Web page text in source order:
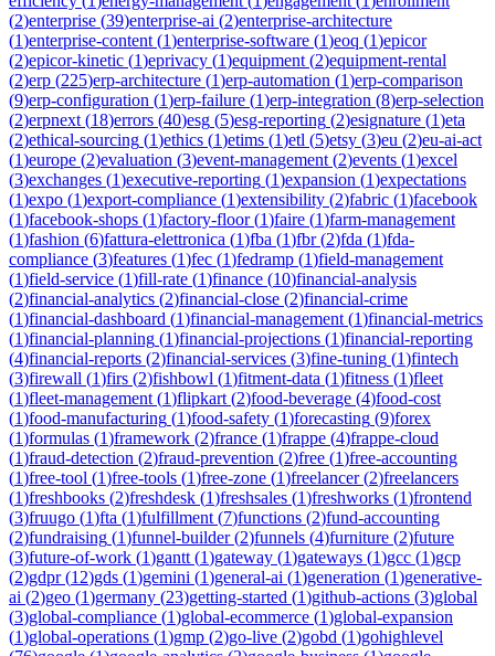
(2)enterprise (39)enterprise-ai (2)enterprise-architecture
(1)enterprise-content (1)enterprise-software (1)eoq (1)epicor
(2)epicor-kinetic (1)eprivacy (1)equipment (2)equipment-rental
(2)erp (225)erp-architecture (1)erp-automation (1)erp-comparison
(9)erp-configuration (1)erp-failure (1)erp-integration (8)erp-selection
(2)erpnext (18)errors (40)esg (5)esg-reporting (2)esignature (1)eta
(2)ethical-sourcing (1)ethics (1)etims (1)etl (5)etsy (3)eu (2)eu-ai-act
(1)europe (2)evaluation (3)event-management (2)events (1)excel
(3)exchanges (1)executive-reporting (1)expansion (1)expectations
(1)expo (1)export-compliance (1)extensibility (2)fabric (1)facebook
(1)facebook-shops (1)factory-floor(1)faire (1)farm-management
(1)fashion (6)fattura-elettronica (1)fba (1)fbr(2)fda (1)fda-
compliance (3)features (1)fec (1)fedramp (1)field-management
(1)field-service (1)fill-rate (1)finance (10)financial-analysis
(2)financial-analytics (2)financial-close (2)financial-crime
(1)financial-dashboard (1)financial-management (1)financial-metrics
(1)financial-planning (1)financial-projections (1)financial-reporting
(4)financial-reports (2)financial-services (3)fine-tuning (1)fintech
(3)firewall (1)firs (2)fishbowl (1)fitment-data (1)fitness (1)fleet
(1)fleet-management (1)flipkart (2)food-beverage (4)food-cost
(1)food-manufacturing (1)food-safety (1)forecasting (9)forex
(1)formulas (1)framework (2)france (1)frappe (4)frappe-cloud
(1)fraud-detection (2)fraud-prevention (2)free (1)free-accounting
(1)free-tool (1)free-tools (1)free-zone (1)freelancer(2)freelancers
(1)freshbooks (2)freshdesk (1)freshsales (1)freshworks (1)frontend
(3)fruugo (1)fta (1)fulfillment (7)functions (2)fund-accounting
(2)fundraising (1)funnel-builder(2)funnels (4)furniture (2)future
(3)future-of-work (1)gantt (1)gateway (1)gateways (1)gcc (1)gcp
(2)gdpr(12)gds (1)gemini (1)general-ai (1)generation (1)generative-
ai (2)geo (1)germany (23)getting-started (1)github-actions (3)global
(3)global-compliance (1)global-ecommerce (1)global-expansion
(1)global-operations (1)gmp (2)go-live (2)gobd (1)gohighlevel